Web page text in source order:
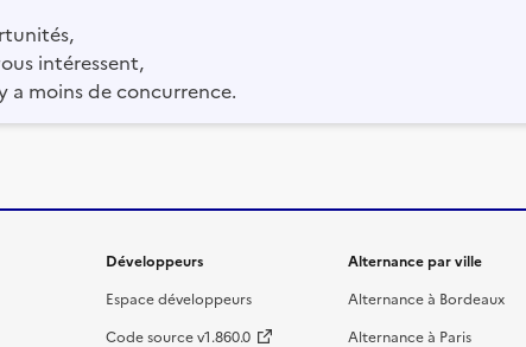
intéressent,
a moins de concurrence.
Développeurs
Espace développeurs
Code source v1.860.0
Alternance par ville
Alternance à Bordeaux
Alternance à Paris